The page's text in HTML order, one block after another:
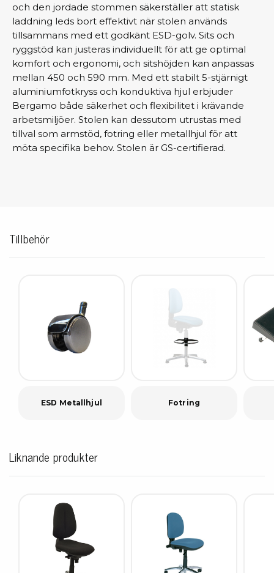
och den jordade stommen säkerställer att statisk
laddning leds bort effektivt när stolen används
tillsammans med ett godkänt ESD-golv. Sits och
ryggstöd kan justeras individuellt för att ge optimal
komfort och ergonomi, och sitshöjden kan anpassas
mellan 450 och 590 mm. Med ett stabilt 5-stjärnigt
aluminiumfotkryss och konduktiva hjul erbjuder
Bergamo både säkerhet och flexibilitet i krävande
arbetsmiljöer. Stolen kan dessutom utrustas med
tillval som armstöd, fotring eller metallhjul för att
möta specifika behov. Stolen är GS-certifierad.
Tillbehör
ESD Metallhjul Fotring
Liknande produkter